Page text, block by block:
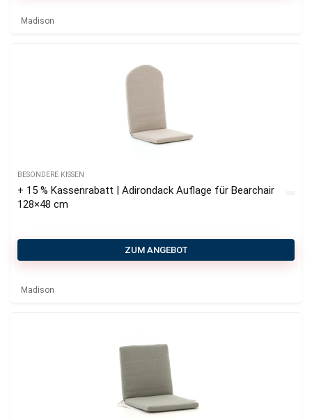
Madison
BESONDERE KISSEN
+ 15 % Kassenrabatt | Adirondack Auflage für Bearchair
128×48 cm
ZUM ANGEBOT
Madison